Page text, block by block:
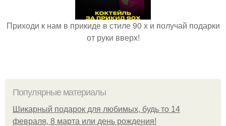
Приходи к нам в прикиде в стиле 90 х и получай подарки
от руки вверх!
Популярные материалы
Шикарный подарок для любимых, будь то 14
февраля, 8 марта или день рождения!